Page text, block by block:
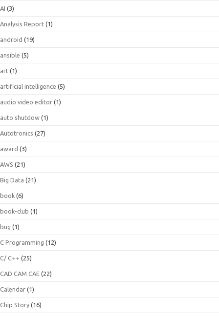
AI (3)
Analysis Report (1)
android (19)
ansible (5)
art (1)
artificial intelligence (5)
audio video editor (1)
auto shutdow (1)
Autotronics (27)
award (3)
AWS (21)
Big Data (21)
book (6)
book-club (1)
bug (1)
C Programming (12)
C/ C++ (25)
CAD CAM CAE (22)
Calendar (1)
Chip Story (16)